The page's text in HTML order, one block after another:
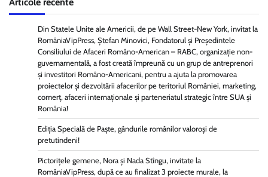
Din Statele Unite ale Americii, de pe Wall Street-New York, invitat la
RomâniaVipPress, Ștefan Minovici, Fondatorul și Președintele
Consiliului de Afaceri Româno-American – RABC, organizație non-
guvernamentală, a fost creată împreună cu un grup de antreprenori
și investitori Româno-Americani, pentru a ajuta la promovarea
proiectelor și dezvoltării afacerilor pe teritoriul României, marketing,
comerț, afaceri internaționale și parteneriatul strategic între SUA și
România!
Ediția Specială de Paște, gândurile românilor valoroși de
pretutindeni!
Pictorițele gemene, Nora și Nada Stîngu, invitate la
RomâniaVipPress, după ce au finalizat 3 proiecte murale, la